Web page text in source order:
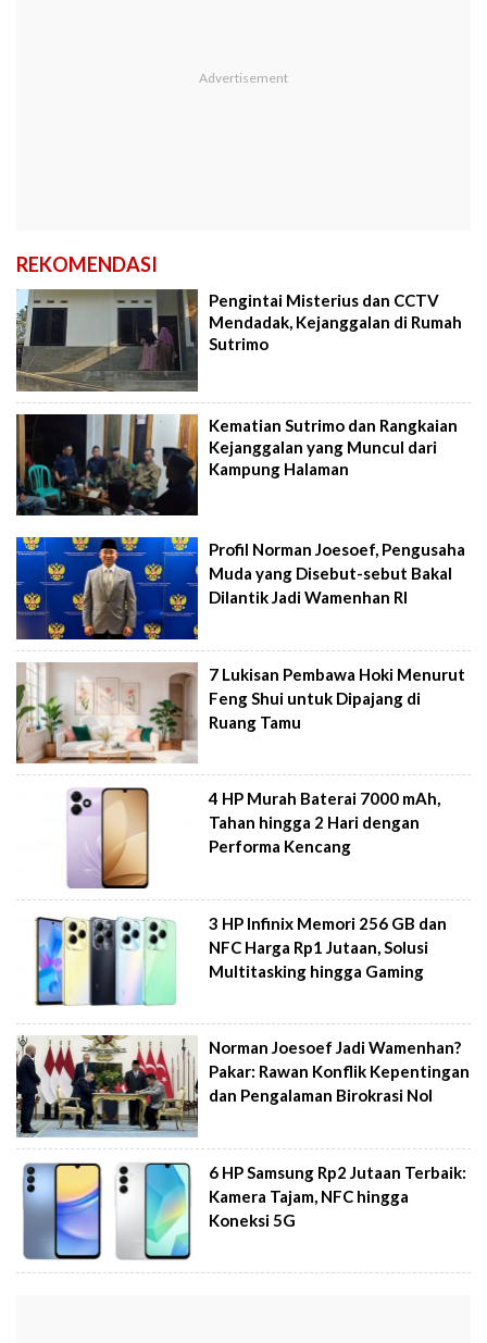
REKOMENDASI
Pengintai Misterius dan CCTV
Mendadak, Kejanggalan di Rumah
Sutrimo
Kematian Sutrimo dan Rangkaian
Kejanggalan yang Muncul dari
Kampung Halaman
Profil Norman Joesoef, Pengusaha
Muda yang Disebut-sebut Bakal
Dilantik Jadi Wamenhan RI
7 Lukisan Pembawa Hoki Menurut
Feng Shui untuk Dipajang di
Ruang Tamu
4 HP Murah Baterai 7000 mAh,
Tahan hingga 2 Hari dengan
Performa Kencang
3 HP Infinix Memori 256 GB dan
NFC Harga Rp1 Jutaan, Solusi
Multitasking hingga Gaming
Norman Joesoef Jadi Wamenhan?
Pakar: Rawan Konflik Kepentingan
dan Pengalaman Birokrasi Nol
6 HP Samsung Rp2 Jutaan Terbaik:
Kamera Tajam, NFC hingga
Koneksi 5G